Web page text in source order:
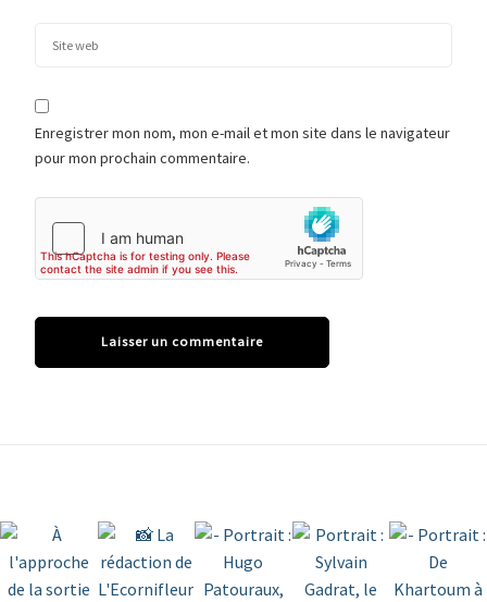
Enregistrer mon nom, mon e-mail et mon site dans le navigateur
pour mon prochain commentaire.